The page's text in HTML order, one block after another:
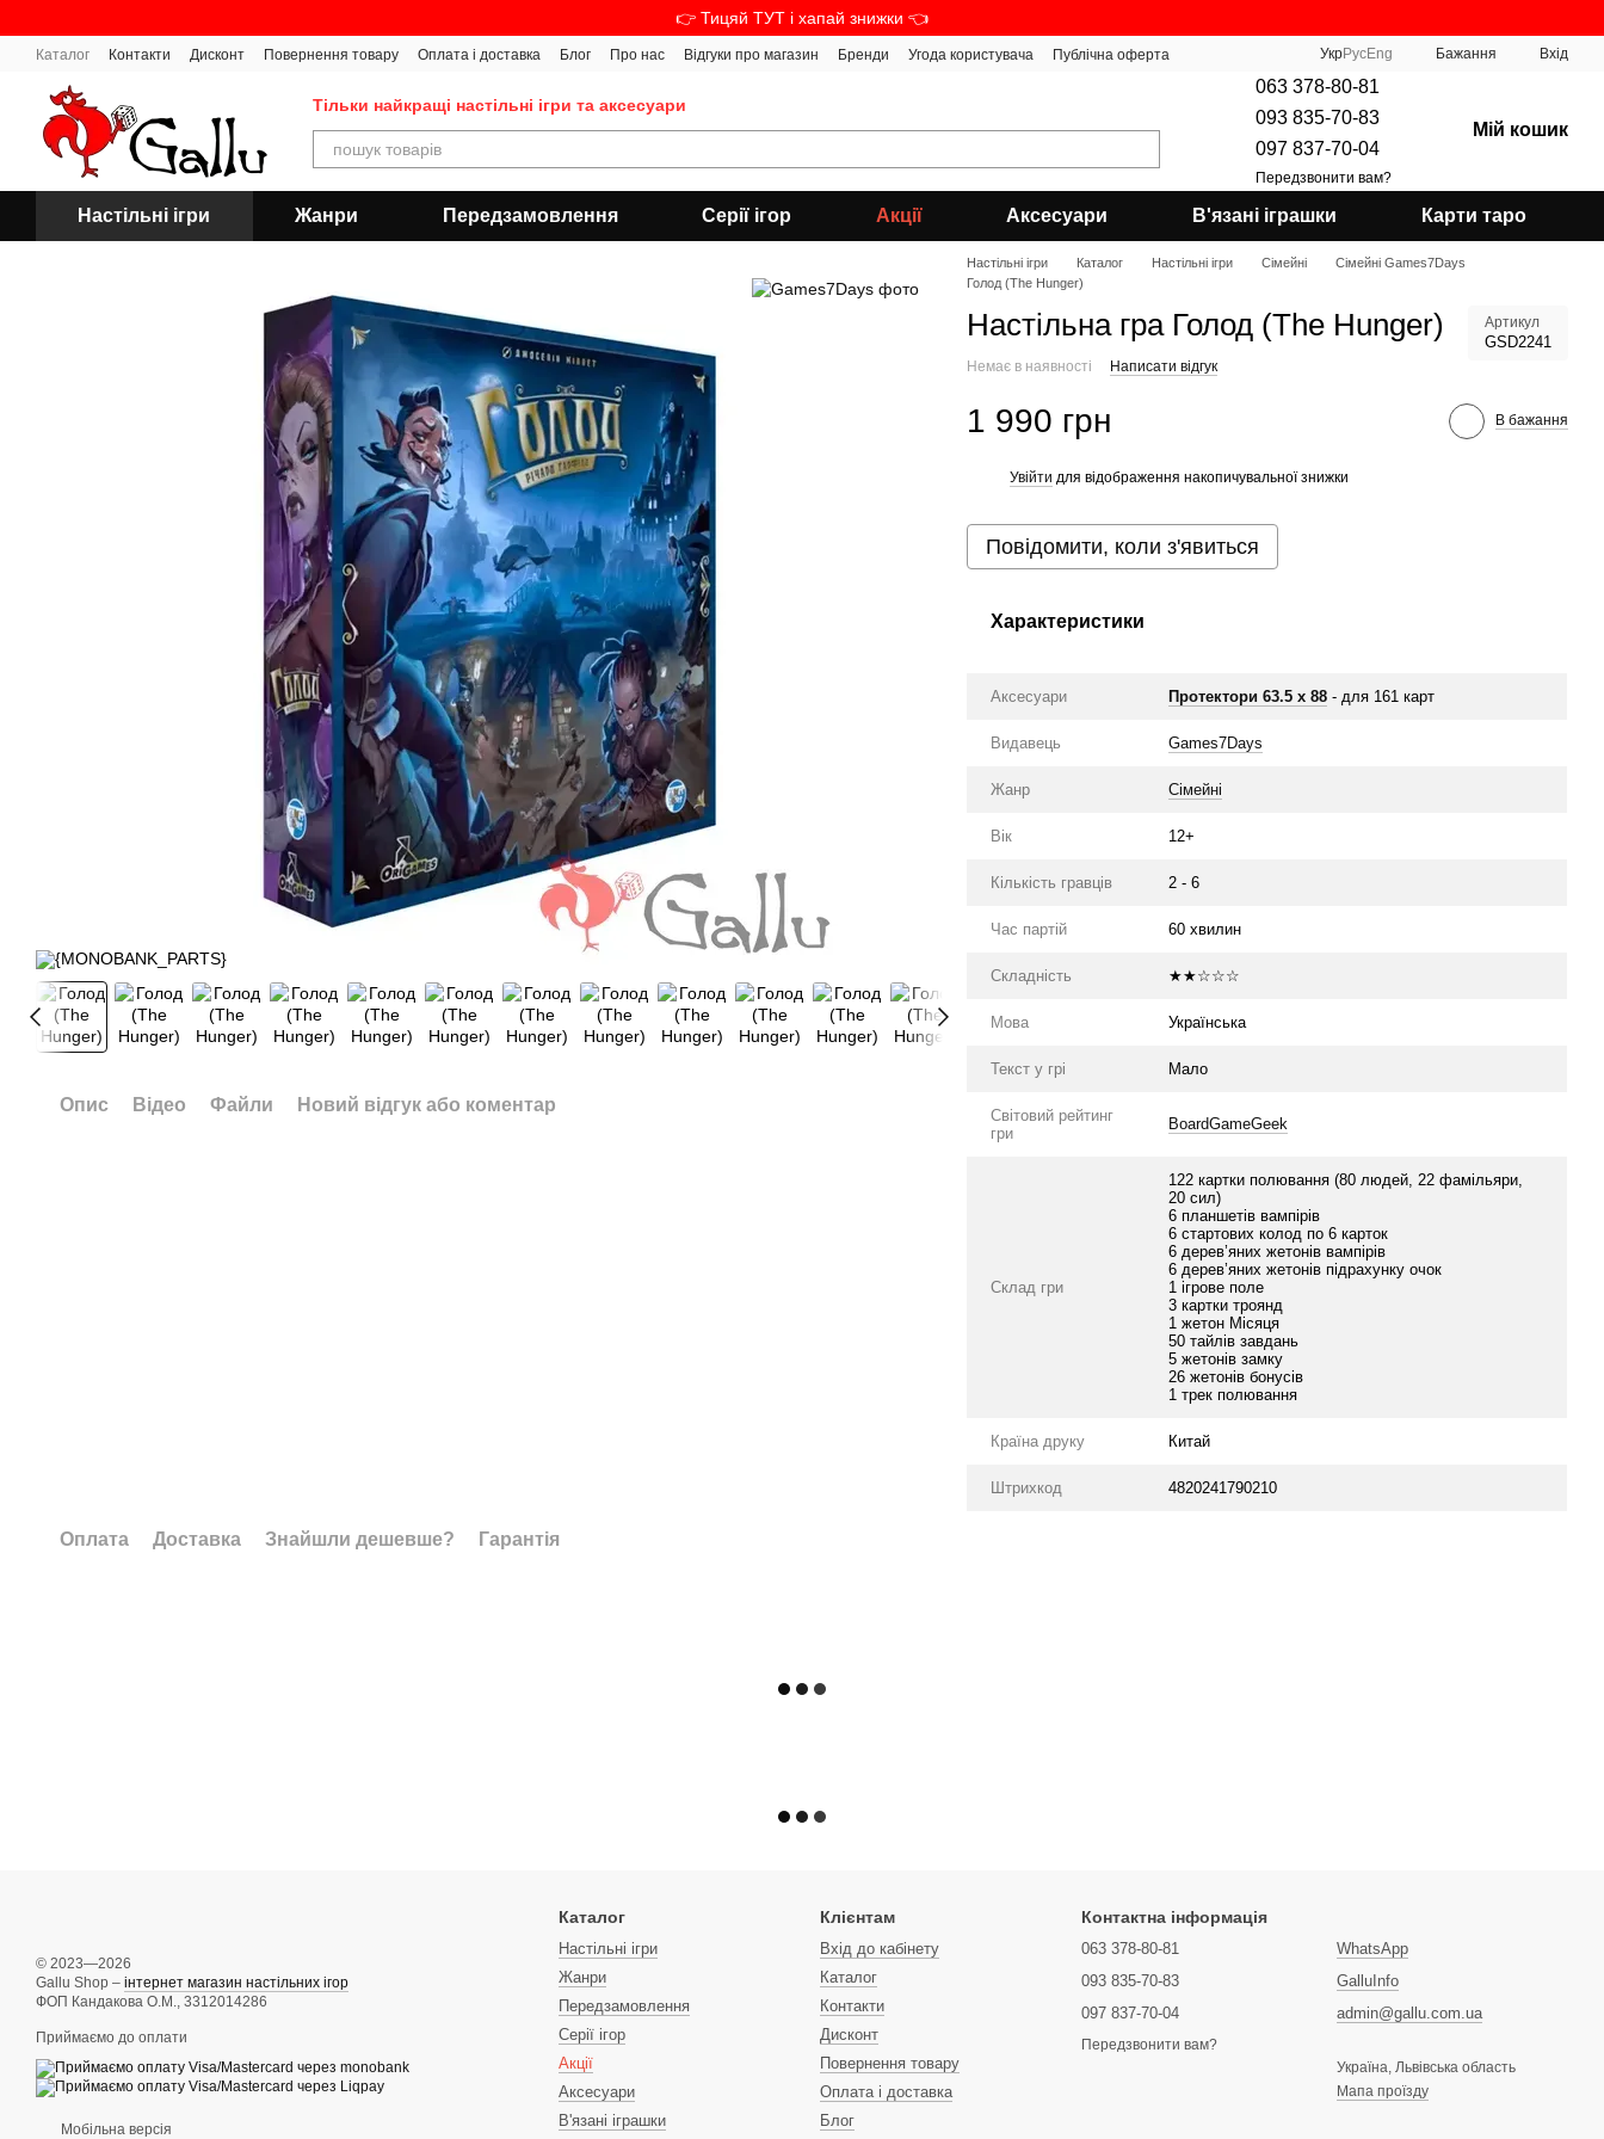
👉 Тицяй ТУТ і хапай знижки 👈
Каталог Контакти Дисконт Повернення товару Оплата і доставка Блог Про нас Відгуки про магазин Бренди Угода користувача Публічна оферта УкрРусEng Бажання Вхід
Тільки найкращі настільні ігри та аксесуари
063 378-80-81
093 835-70-83
097 837-70-04
Передзвонити вам?
Мій кошик
Настільні ігри Жанри Передзамовлення Серії ігор Акції Аксесуари В'язані іграшки Карти таро
Опис Відео Файли Новий відгук або коментар
Настільні ігри Каталог Настільні ігри Сімейні
Сімейні Games7Days
Голод (The Hunger)
Настільна гра Голод (The Hunger) Артикул
GSD2241
Немає в наявності Написати відгук
1 990 грн В бажання
Увійти для відображення накопичувальної знижки
Повідомити, коли з'явиться
Характеристики
Аксесуари Протектори 63.5 х 88 - для 161 карт
Видавець Games7Days
Жанр Сімейні
Вік 12+
Кількість гравців 2 - 6
Час партій 60 хвилин
Складність ★★☆☆☆
Мова Українська
Текст у грі Мало
Світовий рейтинг
гри
BoardGameGeek
Склад гри
122 картки полювання (80 людей, 22 фамільяри,
20 сил)
6 планшетів вампірів
6 стартових колод по 6 карток
6 дерев’яних жетонів вампірів
6 дерев’яних жетонів підрахунку очок
1 ігрове поле
3 картки троянд
1 жетон Місяця
50 тайлів завдань
5 жетонів замку
26 жетонів бонусів
1 трек полювання
Країна друку Китай
Штрихкод 4820241790210
Оплата Доставка Знайшли дешевше? Гарантія
© 2023—2026
Gallu Shop – інтернет магазин настільних ігор
ФОП Кандакова О.М., 3312014286
Приймаємо до оплати
Мобільна версія
Каталог
Настільні ігри
Жанри
Передзамовлення
Серії ігор
Акції
Аксесуари
В'язані іграшки
Клієнтам
Вхід до кабінету
Каталог
Контакти
Дисконт
Повернення товару
Оплата і доставка
Блог
Контактна інформація
063 378-80-81
093 835-70-83
097 837-70-04
Передзвонити вам?
WhatsApp
GalluInfo
admin@gallu.com.ua
Україна, Львівська область
Мапа проїзду